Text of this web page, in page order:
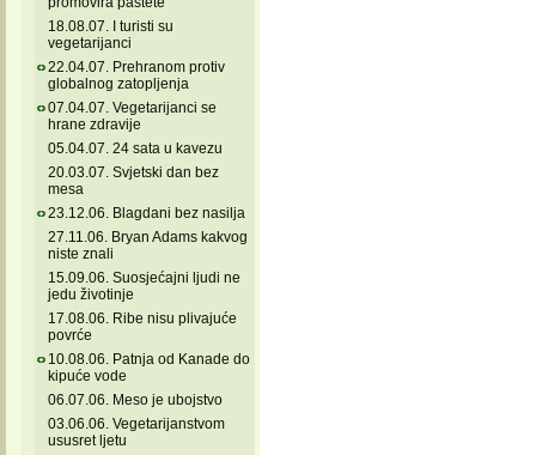
18.08.07. I turisti su
vegetarijanci
22.04.07. Prehranom protiv
globalnog zatopljenja
07.04.07. Vegetarijanci se
hrane zdravije
05.04.07. 24 sata u kavezu
20.03.07. Svjetski dan bez
mesa
23.12.06. Blagdani bez nasilja
27.11.06. Bryan Adams kakvog
niste znali
15.09.06. Suosjećajni ljudi ne
jedu životinje
17.08.06. Ribe nisu plivajuće
povrće
10.08.06. Patnja od Kanade do
kipuće vode
06.07.06. Meso je ubojstvo
03.06.06. Vegetarijanstvom
ususret ljetu